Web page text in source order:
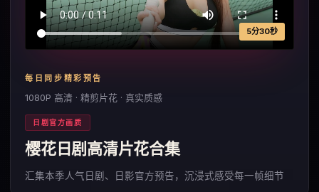
5分30秒
每日同步精彩预告
1080P 高清 · 精剪片花 · 真实质感
日剧官方画质
樱花日剧高清片花合集
汇集本季人气日剧、日影官方预告，沉浸式感受每一帧细节